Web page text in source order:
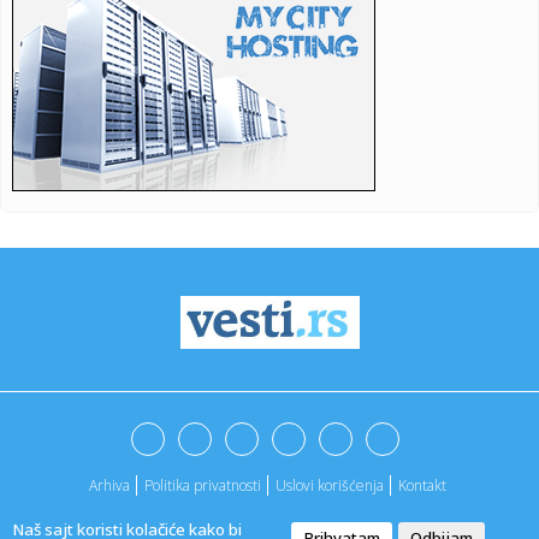
Naš sajt koristi kolačiće kako bi
13:39:Peta Olimpijada sporta, kulture i zdravlja penzionera
Vojvodine o...
13:38:Luka Bošković u finalu Evropskog prvenstva!
13:38:Vučić kaže da je Srbija jedan od evropskih giganata kad su
hel...
RZS objavio vrednost građevinskih radova: U Vojvodini
Ko vodi pobunu protiv Infantina, a ko je uz njega
13:31:Rat među blokaderima; Ješić ponovo ponižava "studentsku
Arhiva Politika privatnosti Uslovi korišćenja Kontakt